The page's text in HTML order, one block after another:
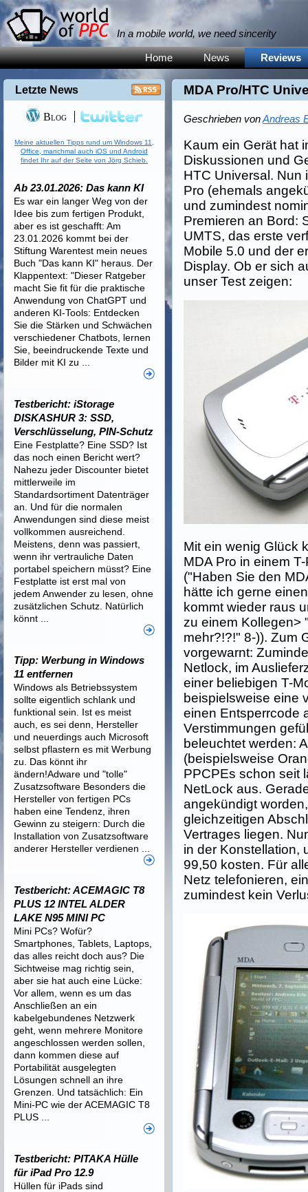
In a mobile world, we need sincerity
Home News Reviews
MDA Pro/HTC
Geschrieben vonAndreas
Kaum ein Gerät hat
Diskussionen und
HTC Universal. Nun
Pro (ehemals
und zumindest
Premieren an Bord:
UMTS, das erste
Mobile 5.0 und der
Display. Ob er sich
unser Test zeigen:
Mit ein wenig Glück
MDA Pro in einem
("Haben Sie den
hätte ich gerne
kommt wieder raus
zu einem Kollegen>
mehr?!?!" 8-)). Zum
vorgewarnt:
Netlock, im
einer beliebigen T-
beispielsweise eine
einen Entsperrcode
Verstimmungen
beleuchtet werden:
(beispielsweise
PPCPEs schon seit
NetLock aus.
angekündigt
gleichzeitigen
Vertrages liegen.
in der Konstellation,
99,50 kosten. Für
Netz telefonieren,
zumindest kein
Letzte News
Blog
Meine aktuellen Tipps rund um Windows 11,
Office, manchmal auch iOS und Android
findet Ihr auf der Seite von Jörg Schieb.
Ab 23.01.2026: Das kann KI
Es war ein langer Weg von der
Idee bis zum fertigen Produkt,
aber es ist geschafft: Am
23.01.2026 kommt bei der
Stiftung Warentest mein neues
Buch "Das kann KI" heraus. Der
Klappentext: "Dieser Ratgeber
macht Sie fit für die praktische
Anwendung von ChatGPT und
anderen KI-Tools: Entdecken
Sie die Stärken und Schwächen
verschiedener Chatbots, lernen
Sie, beeindruckende Texte und
Bilder mit KI zu ...
Testbericht: iStorage
DISKASHUR 3: SSD,
Verschlüsselung, PIN-Schutz
Eine Festplatte? Eine SSD? Ist
das noch einen Bericht wert?
Nahezu jeder Discounter bietet
mittlerweile im
Standardsortiment Datenträger
an. Und für die normalen
Anwendungen sind diese meist
vollkommen ausreichend.
Meistens, denn was passiert,
wenn ihr vertrauliche Daten
portabel speichern müsst? Eine
Festplatte ist erst mal von
jedem Anwender zu lesen, ohne
zusätzlichen Schutz. Natürlich
könnt ...
Tipp: Werbung in Windows
11 entfernen
Windows als Betriebssystem
sollte eigentlich schlank und
funktional sein. Ist es meist
auch, es sei denn, Hersteller
und neuerdings auch Microsoft
selbst pflastern es mit Werbung
zu. Das könnt ihr
ändern!Adware und "tolle"
Zusatzsoftware Besonders die
Hersteller von fertigen PCs
haben eine Tendenz, ihren
Gewinn zu steigern: Durch die
Installation von Zusatzsoftware
anderer Hersteller verdienen ...
Testbericht: ACEMAGIC T8
PLUS 12 INTEL ALDER
LAKE N95 MINI PC
Mini PCs? Wofür?
Smartphones, Tablets, Laptops,
das alles reicht doch aus? Die
Sichtweise mag richtig sein,
aber sie hat auch eine Lücke:
Vor allem, wenn es um das
Anschließen an ein
kabelgebundenes Netzwerk
geht, wenn mehrere Monitore
angeschlossen werden sollen,
dann kommen diese auf
Portabilität ausgelegten
Lösungen schnell an ihre
Grenzen. Und tatsächlich: Ein
Mini-PC wie der ACEMAGIC T8
PLUS ...
Testbericht: PITAKA Hülle
für iPad Pro 12.9
Hüllen für iPads sind